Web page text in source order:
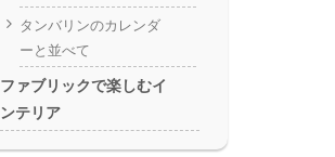
タンバリンのカレンダ
ーと並べて
ファブリックで楽しむイ
ンテリア